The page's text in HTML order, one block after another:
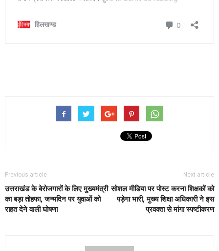
Previous article
उत्तराखंड के बेरोजगारों के लिए मुख्यमंत्री
का बड़ा तोहफा, जन्मदिन पर युवाओं को
राहत देने वाली घोषणा
Next article
सोशल मीडिया पर पोस्ट करना शिक्षकों को
पड़ेगा भारी, मुख्य शिक्षा अधिकारी ने इस
प्रवक्ता से मांगा स्पष्टीकरण